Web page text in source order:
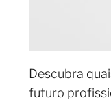
Descubra
futuro